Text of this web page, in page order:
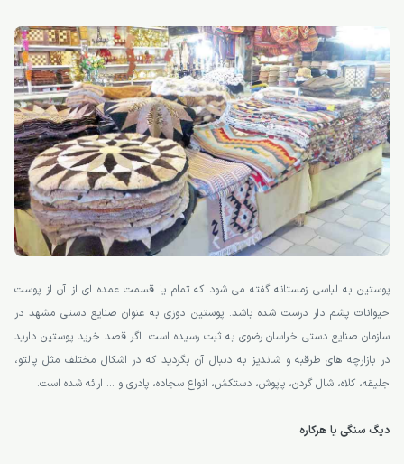
پوستین به لباسی زمستانه گفته می شود که تمام یا قسمت عمده ای از آن از پوست
حیوانات پشم دار درست شده باشد. پوستین دوزی به عنوان صنایع دستی مشهد در
سازمان صنایع دستی خراسان رضوی به ثبت رسیده است. اگر قصد خرید پوستین دارید
در بازارچه های طرقبه و شاندیز به دنبال آن بگردید که در اشکال مختلف مثل پالتو،
جلیقه، کلاه، شال گردن، پاپوش، دستکش، انواع سجاده، پادری و … ارائه شده است.
دیگ سنگی یا هرکاره